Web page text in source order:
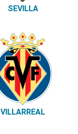
SEVILLA
VILLARREAL